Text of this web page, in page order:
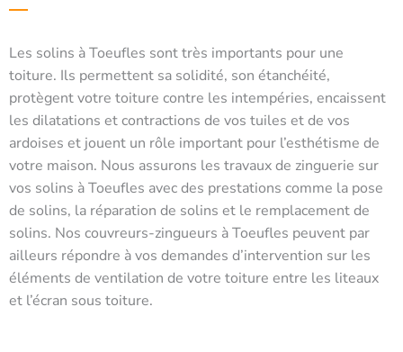
Les solins à Toeufles sont très importants pour une
toiture. Ils permettent sa solidité, son étanchéité,
protègent votre toiture contre les intempéries, encaissent
les dilatations et contractions de vos tuiles et de vos
ardoises et jouent un rôle important pour l’esthétisme de
votre maison. Nous assurons les travaux de zinguerie sur
vos solins à Toeufles avec des prestations comme la pose
de solins, la réparation de solins et le remplacement de
solins. Nos couvreurs-zingueurs à Toeufles peuvent par
ailleurs répondre à vos demandes d’intervention sur les
éléments de ventilation de votre toiture entre les liteaux
et l’écran sous toiture.